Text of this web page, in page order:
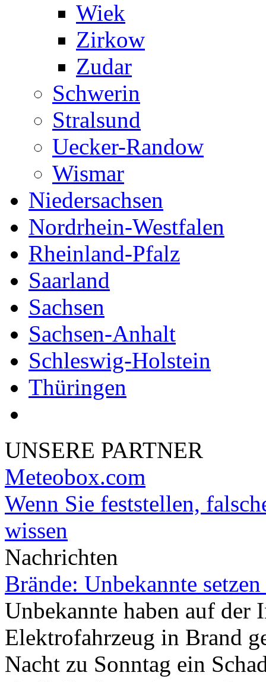
Wiek
Zirkow
Zudar
Schwerin
Stralsund
Uecker-Randow
Wismar
Niedersachsen
Nordrhein-Westfalen
Rheinland-Pfalz
Saarland
Sachsen
Sachsen-Anhalt
Schleswig-Holstein
Thüringen
UNSERE PARTNER
Meteobox.com
Wenn Sie feststellen,
wissen
Nachrichten
Brände: Unbekannte
Unbekannte haben auf der
Elektrofahrzeug in Brand
Nacht zu Sonntag ein